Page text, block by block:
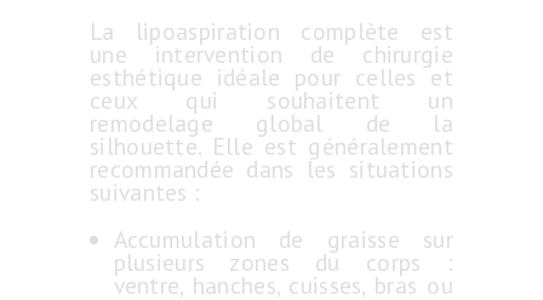
La lipoaspiration complète est
une intervention de chirurgie
esthétique idéale pour celles et
ceux qui souhaitent un
remodelage global de la
silhouette. Elle est généralement
recommandée dans les situations
suivantes :
Accumulation de graisse sur
plusieurs zones du corps :
ventre, hanches, cuisses, bras ou